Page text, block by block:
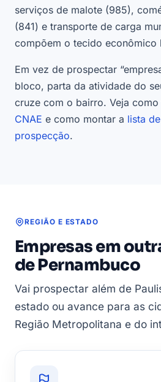
serviços de malote (985),
(841) e transporte de carga
compõem o tecido econômico
Em vez de prospectar
bloco, parta da atividade do
cruze com o bairro. Veja como
CNAE e como montar a lista
prospecção.
REGIÃO E ESTADO
Empresas em
de Pernambuco
Vai prospectar além de
estado ou avance para as
Região Metropolitana e do